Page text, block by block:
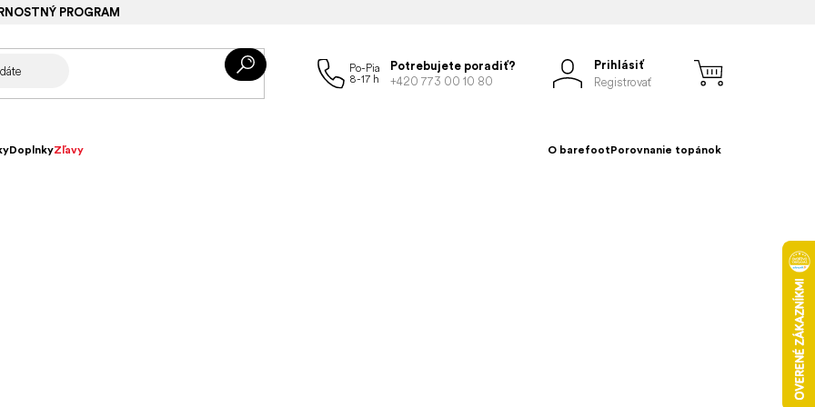
PROGRAM
Potrebujete poradiť?
+420 773 00 10 80
Prihlásiť
Registrovať
DoplnkyZľavy O barefootPorovnanie topánok